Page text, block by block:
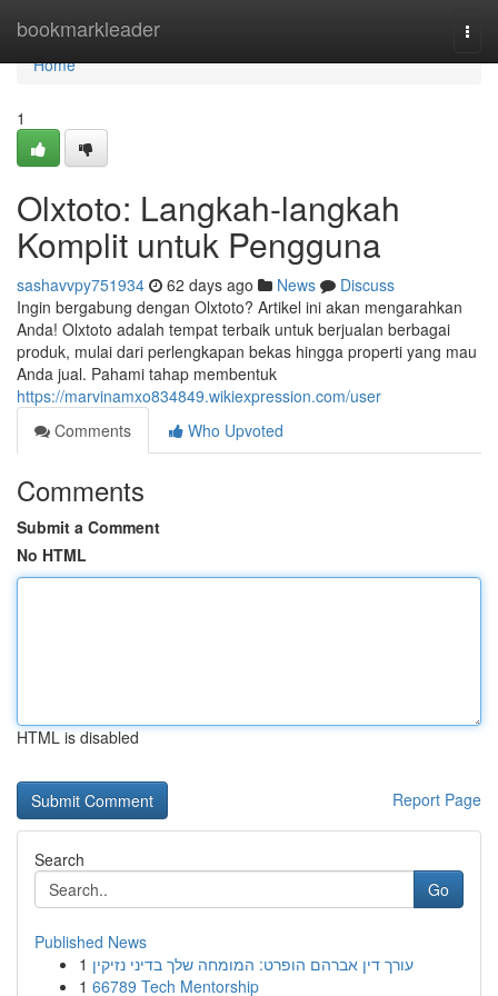
bookmarkleader
Home
Home
1
Olxtoto: Langkah-langkah
Komplit untuk Pengguna
sashavvpy751934 62 days ago News
Discuss
Ingin bergabung dengan Olxtoto? Artikel ini akan mengarahkan
Anda! Olxtoto adalah tempat terbaik untuk berjualan berbagai
produk, mulai dari perlengkapan bekas hingga properti yang mau
Anda jual. Pahami tahap membentuk
https://marvinamxo834849.wikiexpression.com/user
Comments
Who Upvoted
Comments
Submit a Comment
No HTML
HTML is disabled
Report Page
Search
Go
Published News
1 עורך דין אברהם הופרט: המומחה שלך בדיני נזיקין
1 66789 Tech Mentorship